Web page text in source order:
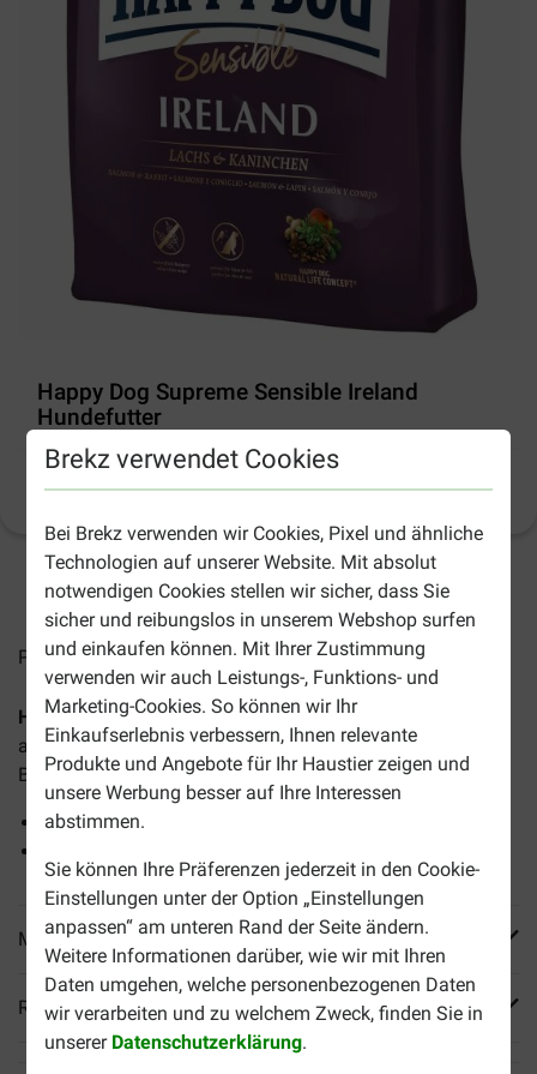
Brekz verwendet Cookies
Bei Brekz verwenden wir Cookies, Pixel und ähnliche
Technologien auf unserer Website. Mit absolut
notwendigen Cookies stellen wir sicher, dass Sie
sicher und reibungslos in unserem Webshop surfen
und einkaufen können. Mit Ihrer Zustimmung
verwenden wir auch Leistungs-, Funktions- und
Marketing-Cookies. So können wir Ihr
Einkaufserlebnis verbessern, Ihnen relevante
Produkte und Angebote für Ihr Haustier zeigen und
unsere Werbung besser auf Ihre Interessen
abstimmen.
Sie können Ihre Präferenzen jederzeit in den Cookie-
Einstellungen unter der Option „Einstellungen
anpassen“ am unteren Rand der Seite ändern.
Weitere Informationen darüber, wie wir mit Ihren
Daten umgehen, welche personenbezogenen Daten
wir verarbeiten und zu welchem Zweck, finden Sie in
unserer Datenschutzerklärung.
Happy Dog Supreme Sensible Ireland
Hundefutter
(34) Produktinformation
2-4 Arbeitstage, sofern nicht anders angegeben
Preise inkl. MwSt zzgl.Versandkosten
Happy Dog Supreme Sensible Ireland Hundefutter
alle Feinschmecker, die auf der Suche nach etwas ganz
Besonderem für Ihren Hund sind.
Mit feinem Lachs.
Mehr Produktinfos
Reviews